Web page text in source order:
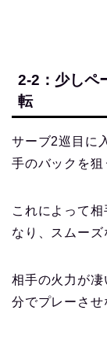
2-2：少しペ
転
サーブ2巡目に
手のバックを狙
これによって
なり、スムーズ
相手の火力が
分でプレーさせ